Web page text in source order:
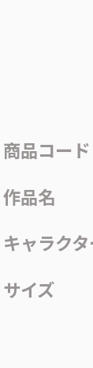
商品コード
作品名
キャラク
サイズ